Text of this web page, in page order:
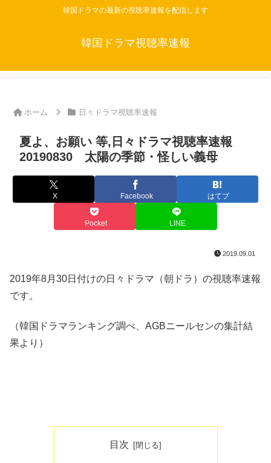
韓国ドラマの最新の視聴率速報を配信します
韓国ドラマ視聴率速報
ホーム 日々ドラマ視聴率速報
夏よ、お願い 等,日々ドラマ視聴率速報
20190830 太陽の季節・怪しい義母
X Facebook はてブ
Pocket LINE
2019.09.01
2019年8月30日付けの日々ドラマ（朝ドラ）の視聴率速報
です。
（韓国ドラマランキング調べ、AGBニールセンの集計結
果より）
目次